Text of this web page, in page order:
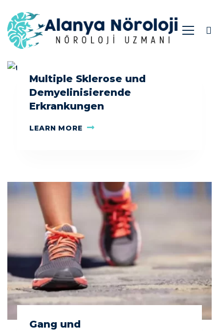
Multiple Sklerose und
Demyelinisierende
Erkrankungen
LEARN MORE
Gang und